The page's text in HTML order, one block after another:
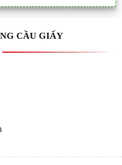
CẦU GIẤY